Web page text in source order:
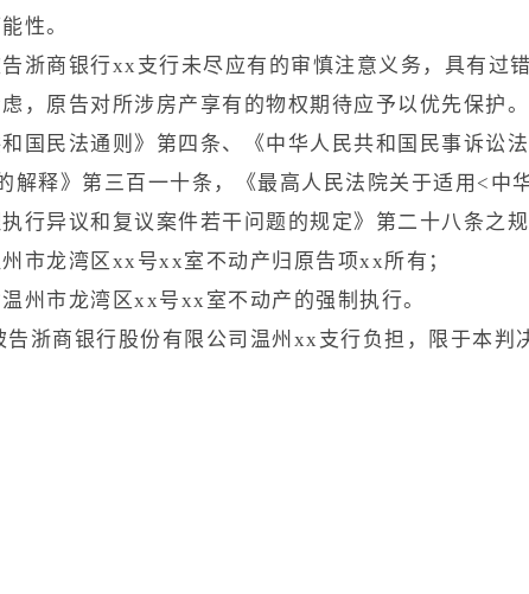
性。
浙商银行xx支行未尽应有的审慎注意义务，具有过
，原告对所涉房产享有的物权期待应予以优先保护。
国民法通则》第四条、《中华人民共和国民事诉讼
解释》第三百一十条，《最高人民法院关于适用<
行异议和复议案件若干问题的规定》第二十八条之规
市龙湾区xx号xx室不动产归原告项xx所有；
州市龙湾区xx号xx室不动产的强制执行。
浙商银行股份有限公司温州xx支行负担，限于本判